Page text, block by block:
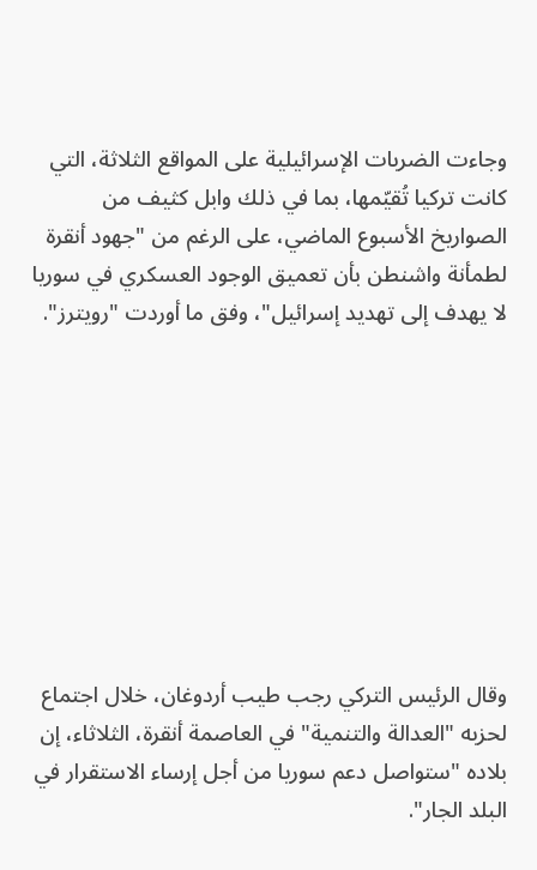
وجاءت الضربات الإسرائيلية على المواقع الثلاثة، التي
كانت تركيا تُقيّمها، بما في ذلك وابل كثيف من
الصواريخ الأسبوع الماضي، على الرغم من "جهود أنقرة
لطمأنة واشنطن بأن تعميق الوجود العسكري في سوريا
لا يهدف إلى تهديد إسرائيل"، وفق ما أوردت "رويترز".
وقال الرئيس التركي رجب طيب أردوغان، خلال اجتماع
لحزبه "العدالة والتنمية" في العاصمة أنقرة، الثلاثاء، إن
بلاده "ستواصل دعم سوريا من أجل إرساء الاستقرار في
البلد الجار".